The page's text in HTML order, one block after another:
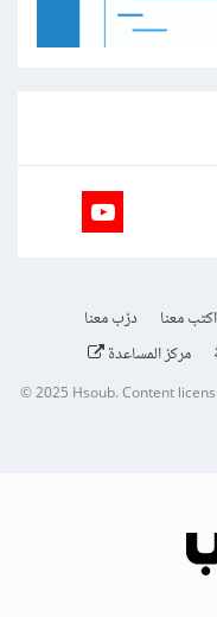
اكتب معنا
درّب معنا
مركز المساعدة
© 2025Hsoub.Content